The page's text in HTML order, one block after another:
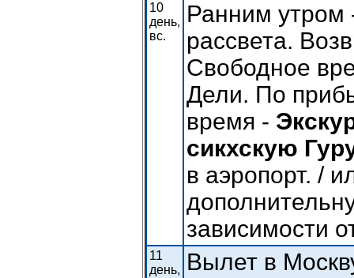
10
день,
вс.
Ранним
рассвета.
Свободное
Дели. По
время -
сикхскую
в аэропорт. /
зависимости
11
день,
Вылет в